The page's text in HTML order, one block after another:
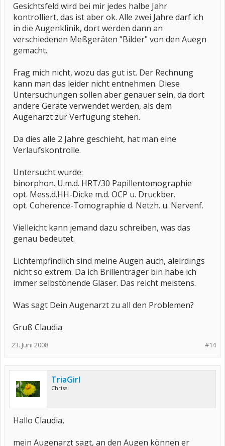
Gesichtsfeld wird bei mir jedes halbe Jahr
kontrolliert, das ist aber ok. Alle zwei Jahre darf ich
in die Augenklinik, dort werden dann an
verschiedenen Meßgeräten "Bilder" von den Auegn
gemacht.
Frag mich nicht, wozu das gut ist. Der Rechnung
kann man das leider nicht entnehmen. Diese
Untersuchungen sollen aber genauer sein, da dort
andere Geräte verwendet werden, als dem
Augenarzt zur Verfügung stehen.
Da dies alle 2 Jahre geschieht, hat man eine
Verlaufskontrolle.
Untersucht wurde:
binorphon. U.m.d. HRT/30 Papillentomographie
opt. Mess.d.HH-Dicke m.d. OCP u. Druckber.
opt. Coherence-Tomographie d. Netzh. u. Nervenf.
Vielleicht kann jemand dazu schreiben, was das
genau bedeutet.
Lichtempfindlich sind meine Augen auch, alelrdings
nicht so extrem. Da ich Brillenträger bin habe ich
immer selbstönende Gläser. Das reicht meistens.
Was sagt Dein Augenarzt zu all den Problemen?
Gruß Claudia
#14
23. Juni 2008
TriaGirl
Chrissi
Hallo Claudia,
mein Augenarzt sagt, an den Augen können er